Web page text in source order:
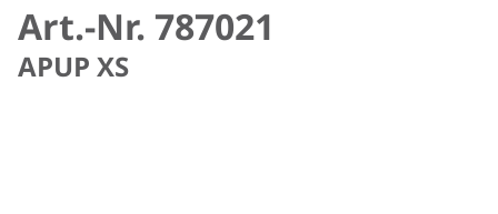
Art.-Nr. 787021
APUP XS